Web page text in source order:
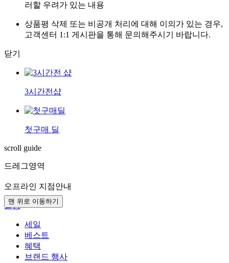
맨 위로 이동하기
러할 우려가 있는 내용
상품평 삭제 또는 비공개 처리에 대해 이의가 있는 경우,
고객센터 1:1 게시판을 통해 문의해주시기 바랍니다.
닫기
3시간전샵
첫구매 딜
scroll guide
드레그영역
오프라인 지점안내
설정
세일
베스트
혜택
브랜드 행사